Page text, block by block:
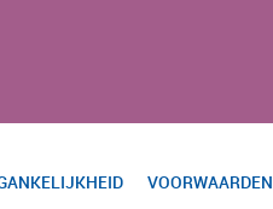
VOORWAARDEN